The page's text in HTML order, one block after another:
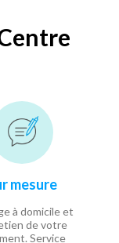
mesure
à domicile et
de votre
Service